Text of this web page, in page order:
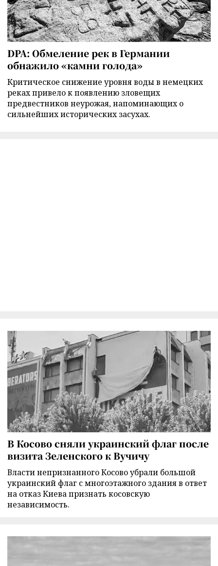
DPA: Обмеление рек в Германии
обнажило «камни голода»
Критическое снижение уровня воды в немецких
реках привело к появлению зловещих
предвестников неурожая, напоминающих о
сильнейших исторических засухах.
В Косово сняли украинский флаг после
визита Зеленского к Вучичу
Власти непризнанного Косово убрали большой
украинский флаг с многоэтажного здания в ответ
на отказ Киева признать косовскую
независимость.